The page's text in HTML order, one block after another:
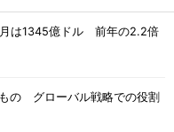
は1345億ドル 前年の2.2倍
の グローバル戦略での役割